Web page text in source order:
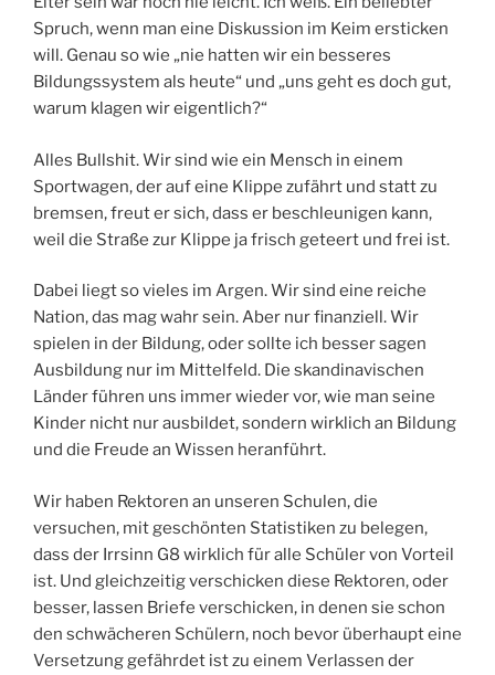
Spruch, wenn man eine Diskussion im Keim ersticken
will. Genau so wie „nie hatten wir ein besseres
Bildungssystem als heute“ und „uns geht es doch gut,
warum klagen wir eigentlich?“
Alles Bullshit. Wir sind wie ein Mensch in einem
Sportwagen, der auf eine Klippe zufährt und statt zu
bremsen, freut er sich, dass er beschleunigen kann,
weil die Straße zur Klippe ja frisch geteert und frei ist.
Dabei liegt so vieles im Argen. Wir sind eine reiche
Nation, das mag wahr sein. Aber nur finanziell. Wir
spielen in der Bildung, oder sollte ich besser sagen
Ausbildung nur im Mittelfeld. Die skandinavischen
Länder führen uns immer wieder vor, wie man seine
Kinder nicht nur ausbildet, sondern wirklich an Bildung
und die Freude an Wissen heranführt.
Wir haben Rektoren an unseren Schulen, die
versuchen, mit geschönten Statistiken zu belegen,
dass der Irrsinn G8 wirklich für alle Schüler von Vorteil
ist. Und gleichzeitig verschicken diese Rektoren, oder
besser, lassen Briefe verschicken, in denen sie schon
den schwächeren Schülern, noch bevor überhaupt eine
Versetzung gefährdet ist zu einem Verlassen der